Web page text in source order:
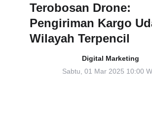
Terobosan Drone:
Pengiriman Kargo
Wilayah Terpencil
Digital Marketing
Sabtu, 01 Mar 2025 10:00